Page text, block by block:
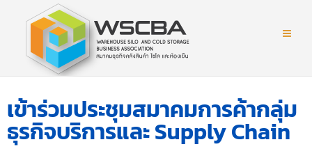
เข้าร่วมประชุมสมาคมการค้ากลุ่ม
ธุรกิจบริการและ Supply Chain